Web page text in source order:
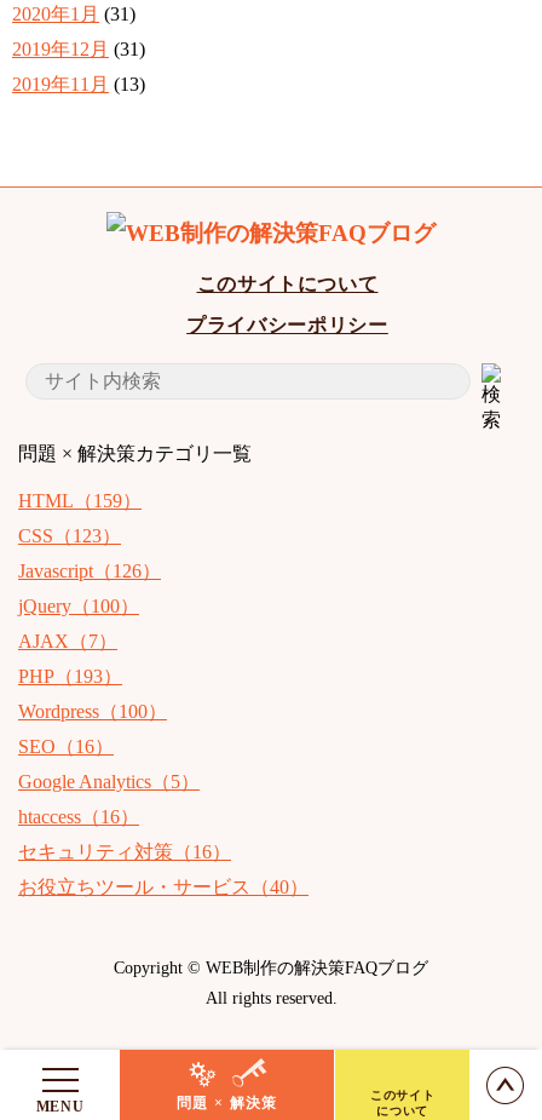
2020年1月 (31)
2019年12月 (31)
2019年11月 (13)
このサイトについて
プライバシーポリシー
問題 × 解決策カテゴリ一覧
HTML（159）
CSS（123）
Javascript（126）
jQuery（100）
AJAX（7）
PHP（193）
Wordpress（100）
SEO（16）
Google Analytics（5）
htaccess（16）
セキュリティ対策（16）
お役立ちツール・サービス（40）
Copyright © WEB制作の解決策FAQブログ
All rights reserved.
MENU 問題 × 解決策
このサイト
について